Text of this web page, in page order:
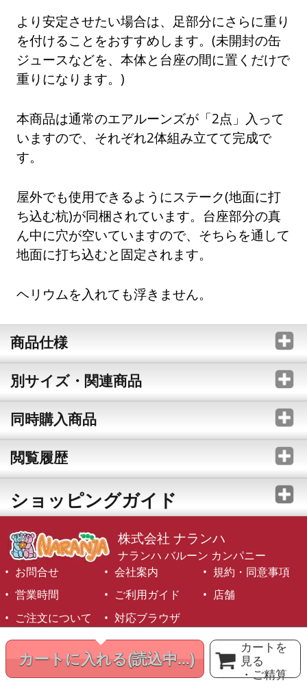
カートに入れる(読込中...)
カートを
見る
・ご精算
より安定させたい場合は、足部分にさらに重り
を付けることをおすすめします。(未開封の缶
ジュースなどを、本体と台座の間に置くだけで
重りになります。)
本商品は通常のエアルーンズが「2点」入って
いますので、それぞれ2体組み立てて完成で
す。
屋外でも使用できるようにステーク(地面に打
ち込む杭)が同梱されています。台座部分の真
ん中に穴が空いていますので、そちらを通して
地面に打ち込むと固定されます。
ヘリウムを入れても浮きません。
商品仕様
別サイズ・関連商品
同時購入商品
閲覧履歴
ショッピングガイド
株式会社 ナランハ
ナランハ バルーン カンパニー
お問合せ
会社案内
規約・同意事項
営業時間
ご利用ガイド
店舗
ご注文について
対応ブラウザ
©1999-2026 NARANJA Inc. All Rights Reserved.